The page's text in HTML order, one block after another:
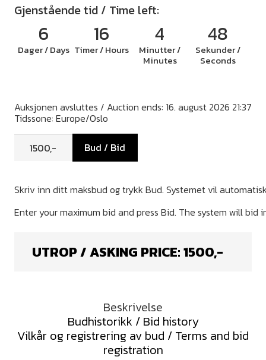
Gjenstående tid / Time left:
6
Dager / Days
16
Timer / Hours
4
Minutter /
Minutes
47
Sekunder /
Seconds
Auksjonen avsluttes / Auction ends: 16. august 2026 21:37
Tidssone: Europe/Oslo
Bud / Bid
UTROP / ASKING PRICE:1500,-
Beskrivelse
Budhistorikk / Bid history
Vilkår og registrering av bud / Terms and bid
registration